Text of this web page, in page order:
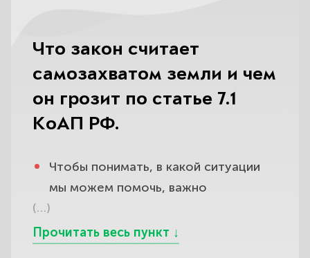
Что закон считает
самозахватом земли и чем
он грозит по статье 7.1
КоАП РФ.
Чтобы понимать, в какой ситуации
мы можем помочь, важно
разобраться, что закон вообще
считает самозахватом и чем он
(…)